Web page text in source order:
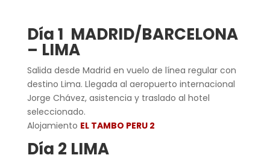
Día 1 MADRID/BARCELONA
– LIMA
Salida desde Madrid en vuelo de línea regular con
destino Lima. Llegada al aeropuerto internacional
Jorge Chávez, asistencia y traslado al hotel
seleccionado.
Alojamiento EL TAMBO PERU 2
Día 2 LIMA